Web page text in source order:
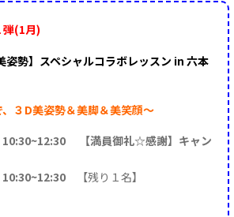
弾(1月)
姿勢】スペシャルコラボレッスン in 六本
３D美姿勢＆美脚＆美笑顔〜
10:30~12:30
【満員御礼☆感謝】キャン
【残り１名】